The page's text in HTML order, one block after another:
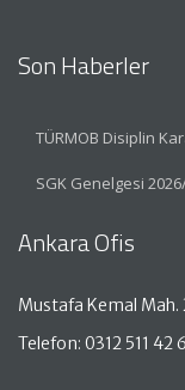
Son Haberler
TÜRMOB Disiplin
SGK Genelgesi
Ankara Ofis
Mustafa Kemal Mah.
Telefon: 0312 511 42